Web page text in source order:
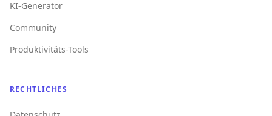
KI-Generator
Community
Produktivitäts-Tools
RECHTLICHES